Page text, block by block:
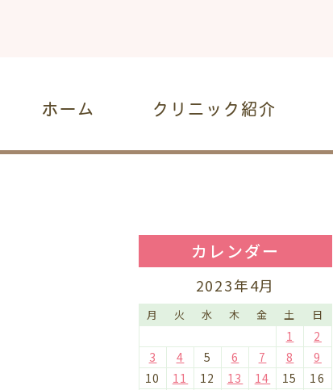
ホーム クリニック紹介
カレンダー
2023年4月
月 火 水 木 金 土 日
1
2
3
4 5 6 7 8
9
10
11 12 13 14 15
16